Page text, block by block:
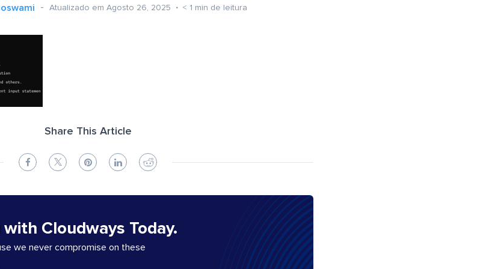
Atualizado em Agosto 26, 2025 < 1 min de leitura
Share This Article
Cloudways Today.
we never compromise on these